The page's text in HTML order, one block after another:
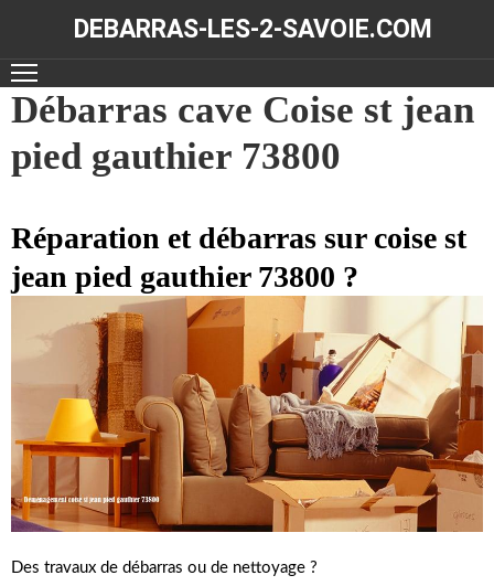
DEBARRAS-LES-2-SAVOIE.COM
ACCUEIL
DÉBARRAS
RÉALISATIONS
CONTACT
Débarras cave Coise st jean
pied gauthier 73800
Réparation et débarras sur coise st
jean pied gauthier 73800 ?
Des travaux de débarras ou de nettoyage ?